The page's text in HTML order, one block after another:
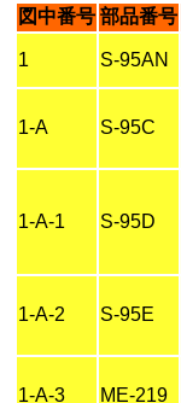
図中番号 部品番号
1 S-95AN
1-A S-95C
1-A-1 S-95D
1-A-2 S-95E
1-A-3 ME-219